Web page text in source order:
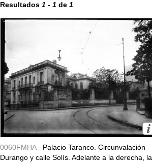
Resultados 1 - 1 de 1
0060FMHA - Palacio Taranco. Circunvalación
Durango y calle Solís. Adelante a la derecha, la